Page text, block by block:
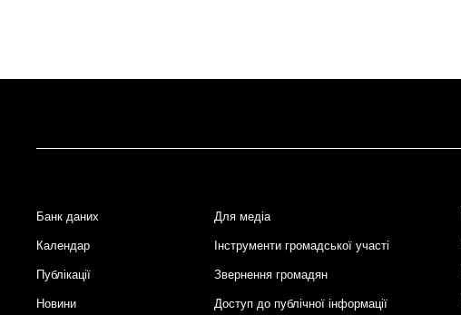
Footer
Банк даних Для медіа
Календар Інструменти громадської участі
Публікації Звернення громадян
Новини Доступ до публічної інформації